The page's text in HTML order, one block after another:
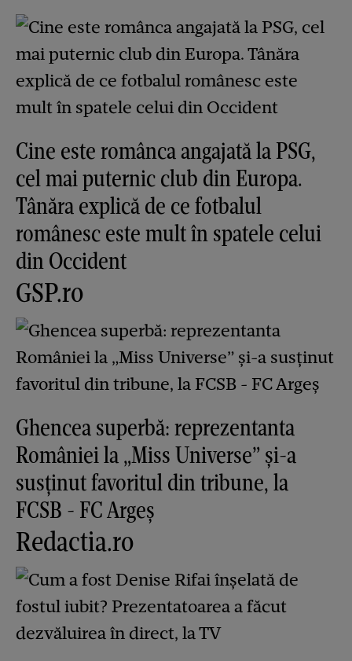
Cine este românca angajată la PSG,
cel mai puternic club din Europa.
Tânăra explică de ce fotbalul
românesc este mult în spatele celui
din Occident
GSP.ro
Ghencea superbă: reprezentanta
României la „Miss Universe” și-a
susținut favoritul din tribune, la
FCSB - FC Argeș
Redactia.ro